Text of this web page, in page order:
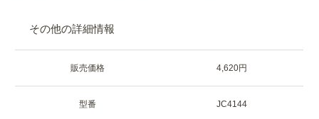
その他の詳細情報
販売価格 4,620円
型番 JC4144